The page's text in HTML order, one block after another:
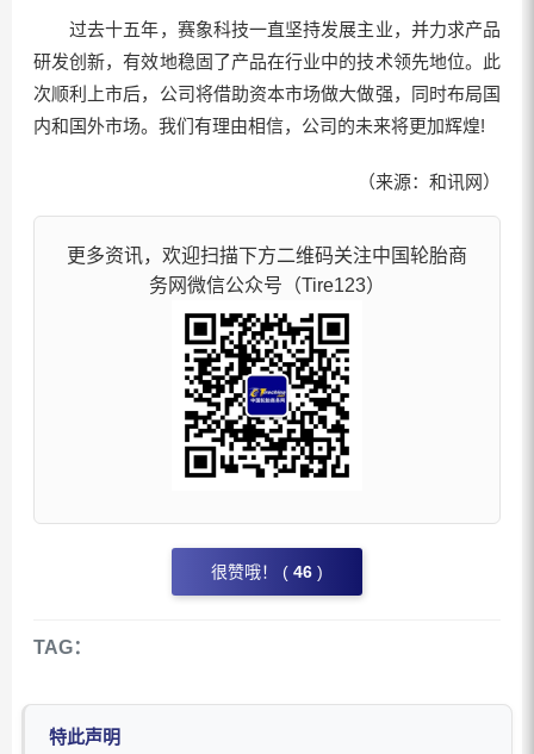
过去十五年，赛象科技一直坚持发展主业，并力求产品
研发创新，有效地稳固了产品在行业中的技术领先地位。此
次顺利上市后，公司将借助资本市场做大做强，同时布局国
内和国外市场。我们有理由相信，公司的未来将更加辉煌!
（来源：和讯网）
更多资讯，欢迎扫描下方二维码关注中国轮胎商
务网微信公众号（Tire123）
很赞哦！ ( 46 )
TAG：
特此声明